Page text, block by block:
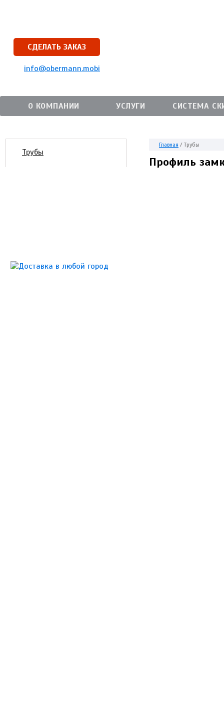
СДЕЛАТЬ ЗАКАЗ
info@obermann.mobi
О КОМПАНИИ УСЛУГИ СИСТЕМА
Трубы
Главная / Трубы
Профиль